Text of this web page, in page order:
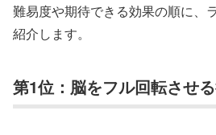
難易度や期待できる効果の順に、
紹介します。
第1位：脳をフル回転させ